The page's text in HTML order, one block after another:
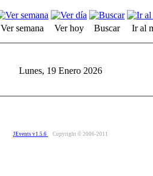
Ver semana Ver hoy Buscar
Ir al
Lunes, 19 Enero 2026
JEvents v1.5.6 Copyright © 2006-2011